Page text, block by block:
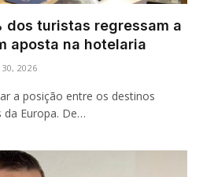
dos turistas regressam a
aposta na hotelaria
30, 2026
a posição entre os destinos
Europa. De…